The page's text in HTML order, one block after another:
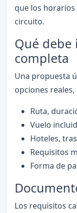
que los
circuito.
Qué debe
completa
Una propuesta
opciones
Ruta,
Vuelo
Hoteles,
Requisitos
Forma de
Los requisitos